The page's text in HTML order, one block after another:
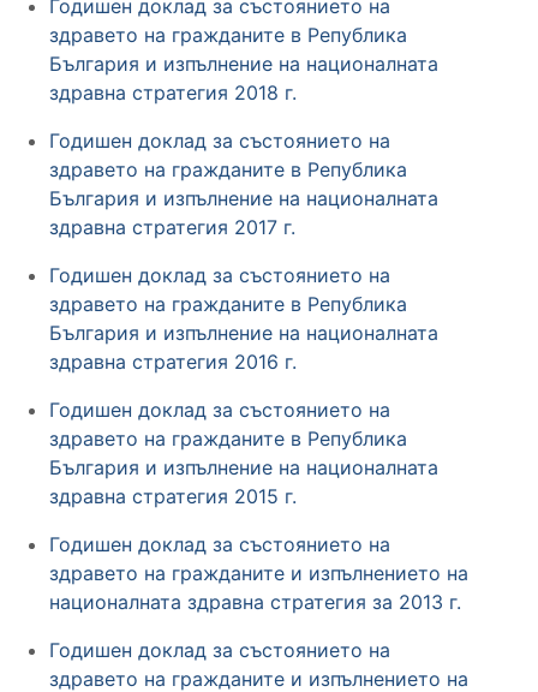
Годишен доклад за състоянието на
здравето на гражданите в Република
България и изпълнение на националната
здравна стратегия 2018 г.
Годишен доклад за състоянието на
здравето на гражданите в Република
България и изпълнение на националната
здравна стратегия 2017 г.
Годишен доклад за състоянието на
здравето на гражданите в Република
България и изпълнение на националната
здравна стратегия 2016 г.
Годишен доклад за състоянието на
здравето на гражданите в Република
България и изпълнение на националната
здравна стратегия 2015 г.
Годишен доклад за състоянието на
здравето на гражданите и изпълнението на
националната здравна стратегия за 2013 г.
Годишен доклад за състоянието на
здравето на гражданите и изпълнението на